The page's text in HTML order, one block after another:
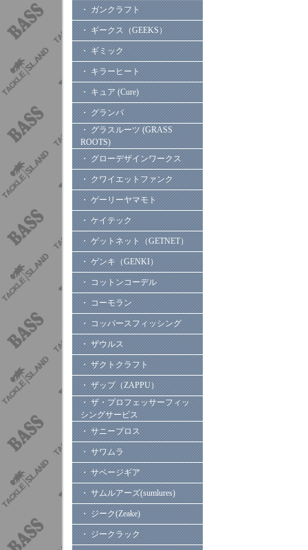
・ ガンクラフト
・ ギークス（GEEKS）
・ ギミック
・ キラーヒート
・ キュア (Cure)
・ グランパ
・ グラスルーツ (GRASS
ROOTS)
・ グローデザインワークス
・ クワイエットファンク
・ ゲーリーヤマモト
・ ケイテック
・ ゲットネット（GETNET）
・ ゲンキ（GENKI）
・ コットンコーデル
・ コーモラン
・ コッパースフィッシング
・ ザウルス
・ ザクトクラフト
・ ザップ（ZAPPU）
・ ザ・プロフェッサーフィッ
シングサービス
・ サニーブロス
・ サワムラ
・ サベージギア
・ サムルアーズ(sumlures)
・ ジーク(Zeake)
・ ジークラック